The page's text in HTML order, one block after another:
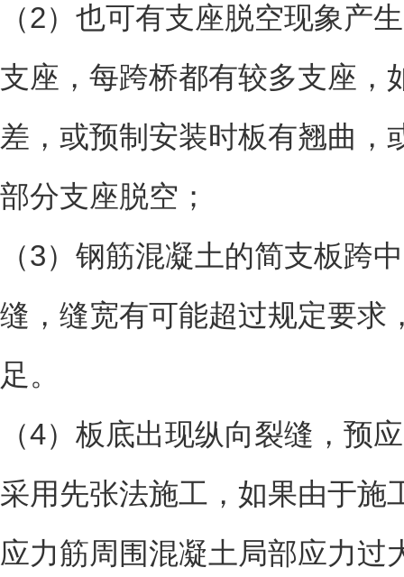
（2）也可有支座脱空现象产
支座，每跨桥都有较多支座，
差，或预制安装时板有翘曲，
部分支座脱空；
（3）钢筋混凝土的简支板跨
缝，缝宽有可能超过规定要求
足。
（4）板底出现纵向裂缝，预
采用先张法施工，如果由于施
应力筋周围混凝土局部应力过